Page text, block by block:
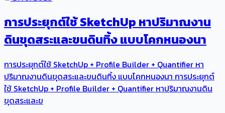
การประยุกต์ใช้ SketchUp หาปริมาณงาน
ดินขุดสระและขนดินทิ้ง แบบโคกหนองนา
การประยุกต์ใช้ SketchUp + Profile Builder + Quantifier หา
ปริมาณงานดินขุดสระและขนดินทิ้ง แบบโคกหนองนา การประยุกต์
ใช้ SketchUp + Profile Builder + Quantifier หาปริมาณงานดิน
ขุดสระและข